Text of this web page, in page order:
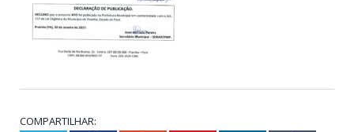
COMPARTILHAR: